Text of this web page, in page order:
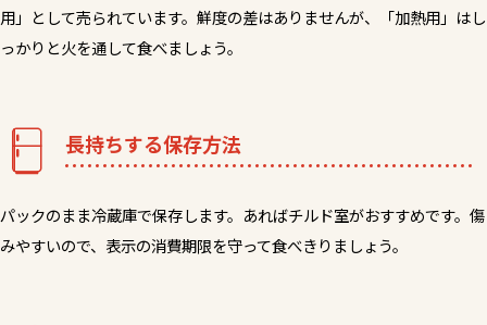
用」として売られています。鮮度の差はありませんが、「加熱用」はし
っかりと火を通して食べましょう。
長持ちする保存方法
パックのまま冷蔵庫で保存します。あればチルド室がおすすめです。傷
みやすいので、表示の消費期限を守って食べきりましょう。